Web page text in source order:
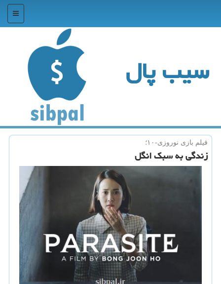
منو
سیب پال
فیلم بازی نوروزی-۱۰؛
زندگی به سبك انگل